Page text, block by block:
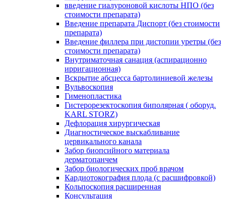
введение гиалуроновой кислоты НПО (без
стоимости препарата)
Введение препарата Диспорт (без стоимости
препарата)
Введение филлера при дистопии уретры (без
стоимости препарата)
Внутриматочная санация (аспирационно
ирригационная)
Вскрытие абсцесса бартолиниевой железы
Вульвоскопия
Гименопластика
Гистерорезектоскопия биполярная ( оборуд.
KARL STORZ)
Дефлорация хирургическая
Диагностическое выскабливание
цервикального канала
Забор биопсийного материала
дерматопанчем
Забор биологических проб врачом
Кардиотокография плода (с расшифровкой)
Кольпоскопия расширенная
Консультация